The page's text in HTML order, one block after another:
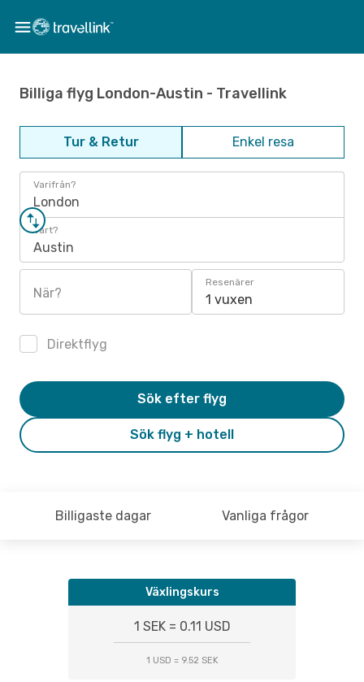
Billiga flyg London-Austin - Travellink
Tur & Retur Enkel resa
Varifrån?
London
Vart?
Austin
När?
Resenärer
1 vuxen
Direktflyg
Sök flyg + hotell
Sök efter flyg
Billigaste dagar Vanliga frågor
Växlingskurs
1 SEK = 0.11 USD
1 USD = 9.52 SEK